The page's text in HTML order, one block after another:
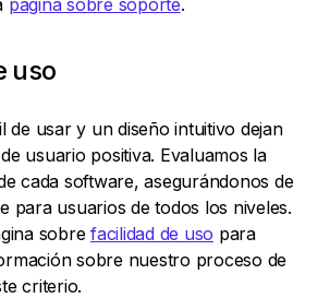
página sobre soporte.
uso
de usar y un diseño intuitivo dejan
usuario positiva. Evaluamos la
cada software, asegurándonos de
para usuarios de todos los niveles.
sobre facilidad de uso para
sobre nuestro proceso de
criterio.